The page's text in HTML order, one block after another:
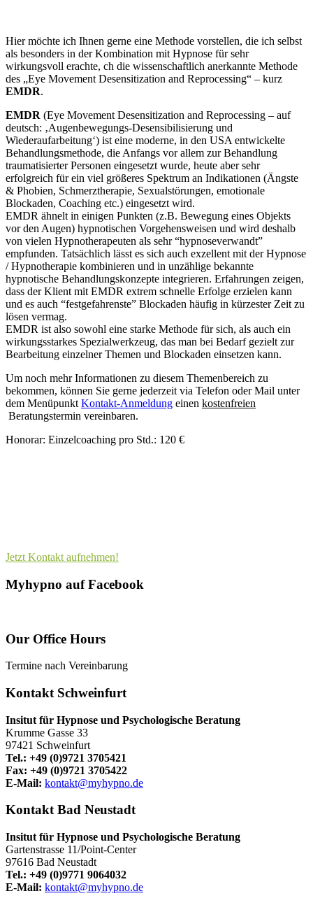
Hier möchte ich Ihnen gerne eine Methode vorstellen, die ich selbst
als besonders in der Kombination mit Hypnose für sehr
wirkungsvoll erachte, ch die wissenschaftlich anerkannte Methode
des „Eye Movement Desensitization and Reprocessing“ – kurz
EMDR.
EMDR (Eye Movement Desensitization and Reprocessing – auf
deutsch: ‚Augenbewegungs-Desensibilisierung und
Wiederaufarbeitung‘) ist eine moderne, in den USA entwickelte
Behandlungsmethode, die Anfangs vor allem zur Behandlung
traumatisierter Personen eingesetzt wurde, heute aber sehr
erfolgreich für ein viel größeres Spektrum an Indikationen (Ängste
& Phobien, Schmerztherapie, Sexualstörungen, emotionale
Blockaden, Coaching etc.) eingesetzt wird.
EMDR ähnelt in einigen Punkten (z.B. Bewegung eines Objekts
vor den Augen) hypnotischen Vorgehensweisen und wird deshalb
von vielen Hypnotherapeuten als sehr “hypnoseverwandt”
empfunden. Tatsächlich lässt es sich auch exzellent mit der Hypnose
/ Hypnotherapie kombinieren und in unzählige bekannte
hypnotische Behandlungskonzepte integrieren. Erfahrungen zeigen,
dass der Klient mit EMDR extrem schnelle Erfolge erzielen kann
und es auch “festgefahrenste” Blockaden häufig in kürzester Zeit zu
lösen vermag.
EMDR ist also sowohl eine starke Methode für sich, als auch ein
wirkungsstarkes Spezialwerkzeug, das man bei Bedarf gezielt zur
Bearbeitung einzelner Themen und Blockaden einsetzen kann.
Um noch mehr Informationen zu diesem Themenbereich zu
bekommen, können Sie gerne jederzeit via Telefon oder Mail unter
dem Menüpunkt Kontakt-Anmeldung einen kostenfreien
Beratungstermin vereinbaren.
Honorar: Einzelcoaching pro Std.: 120 €
Jetzt Kontakt aufnehmen!
Myhypno auf Facebook
Our Office Hours
Termine nach Vereinbarung
Kontakt Schweinfurt
Insitut für Hypnose und Psychologische Beratung
Krumme Gasse 33
97421 Schweinfurt
Tel.: +49 (0)9721 3705421
Fax: +49 (0)9721 3705422
E-Mail: kontakt@myhypno.de
Kontakt Bad Neustadt
Insitut für Hypnose und Psychologische Beratung
Gartenstrasse 11/Point-Center
97616 Bad Neustadt
Tel.: +49 (0)9771 9064032
E-Mail: kontakt@myhypno.de